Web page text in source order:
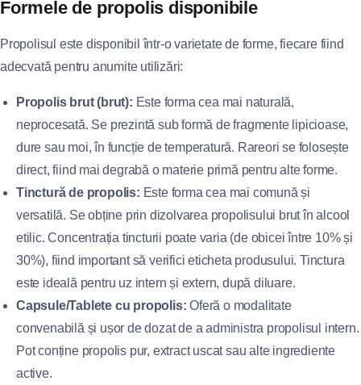
Formele de propolis disponibile
Propolisul este disponibil într-o varietate de forme, fiecare fiind
adecvată pentru anumite utilizări:
Propolis brut (brut): Este forma cea mai naturală,
neprocesată. Se prezintă sub formă de fragmente lipicioase,
dure sau moi, în funcție de temperatură. Rareori se folosește
direct, fiind mai degrabă o materie primă pentru alte forme.
Tinctură de propolis: Este forma cea mai comună și
versatilă. Se obține prin dizolvarea propolisului brut în alcool
etilic. Concentrația tincturii poate varia (de obicei între 10% și
30%), fiind important să verifici eticheta produsului. Tinctura
este ideală pentru uz intern și extern, după diluare.
Capsule/Tablete cu propolis: Oferă o modalitate
convenabilă și ușor de dozat de a administra propolisul intern.
Pot conține propolis pur, extract uscat sau alte ingrediente
active.